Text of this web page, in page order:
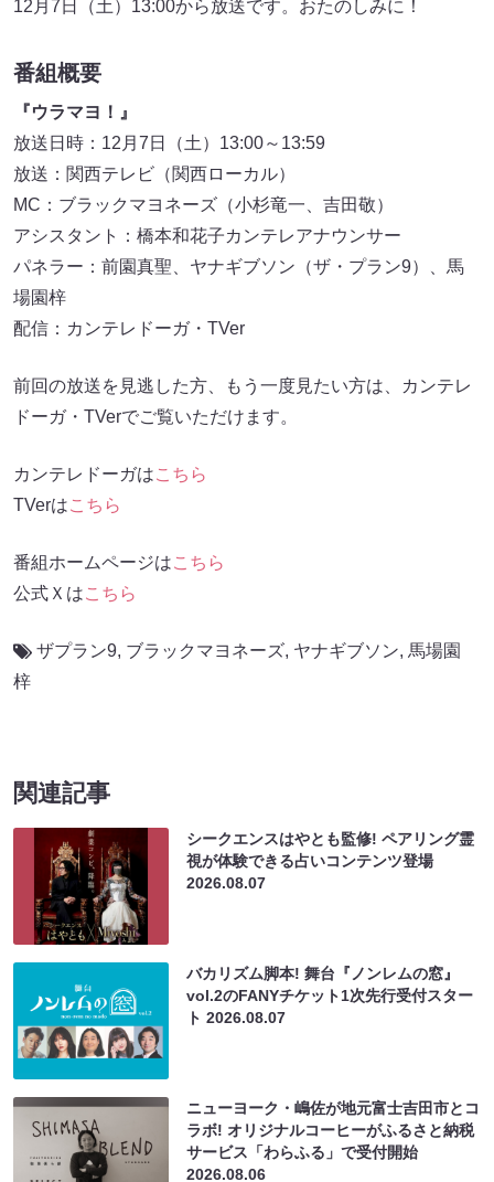
12月7日（土）13:00から放送です。おたのしみに！
番組概要
『ウラマヨ！』
放送日時：12月7日（土）13:00～13:59
放送：関西テレビ（関西ローカル）
MC：ブラックマヨネーズ（小杉竜一、吉田敬）
アシスタント：橋本和花子カンテレアナウンサー
パネラー：前園真聖、ヤナギブソン（ザ・プラン9）、馬
場園梓
配信：カンテレドーガ・TVer
前回の放送を見逃した方、もう一度見たい方は、カンテレ
ドーガ・TVerでご覧いただけます。
カンテレドーガはこちら
TVerはこちら
番組ホームページはこちら
公式Ｘはこちら
ザプラン9, ブラックマヨネーズ, ヤナギブソン, 馬場園
梓
関連記事
シークエンスはやとも監修! ペアリング霊
視が体験できる占いコンテンツ登場
2026.08.07
バカリズム脚本! 舞台『ノンレムの窓』
vol.2のFANYチケット1次先行受付スター
ト2026.08.07
ニューヨーク・嶋佐が地元富士吉田市とコ
ラボ! オリジナルコーヒーがふるさと納税
サービス「わらふる」で受付開始
2026.08.06